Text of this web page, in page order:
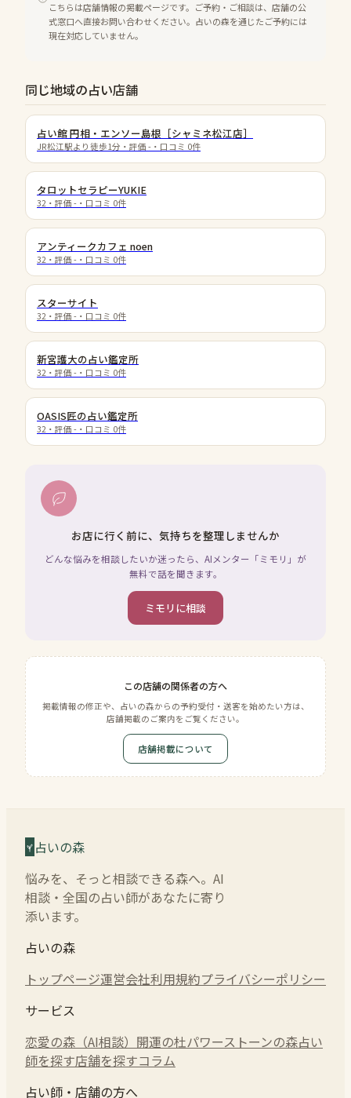
こちらは店舗情報の掲載ページです。ご予約・ご相談は、店舗の公
式窓口へ直接お問い合わせください。占いの森を通じたご予約には
現在対応していません。
同じ地域の占い店舗
占い館 円相・エンソー島根［シャミネ松江店］
JR松江駅より徒歩1分 ・評価 - ・口コミ 0件
タロットセラピーYUKIE
32 ・評価 - ・口コミ 0件
アンティークカフェ noen
32 ・評価 - ・口コミ 0件
スターサイト
32 ・評価 - ・口コミ 0件
新宮護大の占い鑑定所
32 ・評価 - ・口コミ 0件
OASIS匠の占い鑑定所
32 ・評価 - ・口コミ 0件
お店に行く前に、気持ちを整理しませんか
どんな悩みを相談したいか迷ったら、AIメンター「ミモリ」が
無料で話を聞きます。
ミモリに相談
この店舗の関係者の方へ
掲載情報の修正や、占いの森からの予約受付・送客を始めたい方は、
店舗掲載のご案内をご覧ください。
店舗掲載について
占いの森
悩みを、そっと相談できる森へ。AI
相談・全国の占い師があなたに寄り
添います。
占いの森
トップページ運営会社利用規約プライバシーポリシー
サービス
恋愛の森（AI相談） 開運の杜パワーストーンの森占い
師を探す店舗を探すコラム
占い師・店舗の方へ